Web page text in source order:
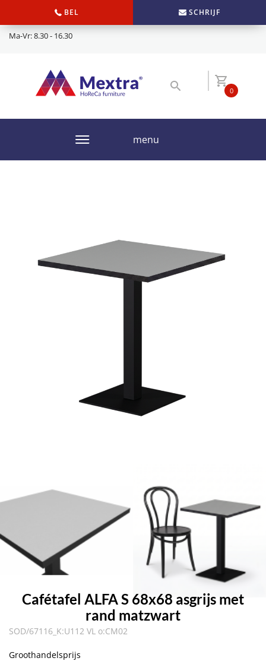
BEL SCHRIJF
Ma-Vr: 8.30 - 16.30
0
menu
Cafétafel ALFA S 68x68 asgrijs met
rand matzwart
SOD/67116_K:U112 VL o:CM02
Groothandelsprijs